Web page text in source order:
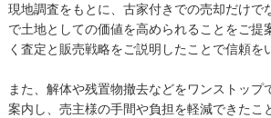
現地調査をもとに、古家付きでの売却だけで
で土地としての価値を高められることをご提
く査定と販売戦略をご説明したことで信頼を
また、解体や残置物撤去などをワンストップ
案内し、売主様の手間や負担を軽減できたこ